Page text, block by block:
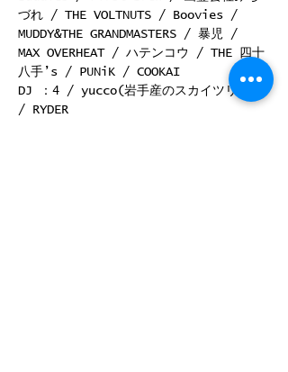
づれ / THE VOLTNUTS / Boovies /
MUDDY&THE GRANDMASTERS / 暴児 /
MAX OVERHEAT / ハテンコウ / THE 四十
八手’s / PUNiK / COOKAI
DJ ：4 / yucco(岩手産のスカイツリー)
/ RYDER